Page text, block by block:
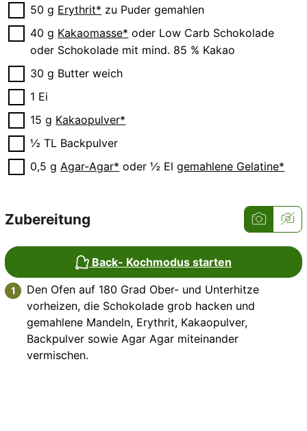
▢
50 g Erythrit* zu Puder gemahlen
▢
40 g Kakaomasse* oder Low Carb Schokolade
oder Schokolade mit mind. 85 % Kakao
▢
30 g Butter weich
▢
1 Ei
▢
15 g Kakaopulver*
▢
½ TL Backpulver
▢
0,5 g Agar-Agar* oder ½ Elgemahlene Gelatine*
Zubereitung
Back- Kochmodus starten
Den Ofen auf 180 Grad Ober- und Unterhitze
vorheizen, die Schokolade grob hacken und
gemahlene Mandeln, Erythrit, Kakaopulver,
Backpulver sowie Agar Agar miteinander
vermischen.